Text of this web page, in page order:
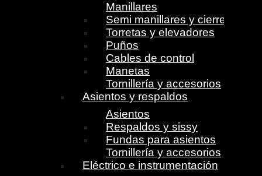
Manillares
Semi manillares y cierres
Torretas y elevadores
Puños
Cables de control
Manetas
Tornillería y accesorios
Asientos y respaldos
Asientos
Respaldos y sissy
Fundas para asientos
Tornillería y accesorios
Eléctrico e instrumentación